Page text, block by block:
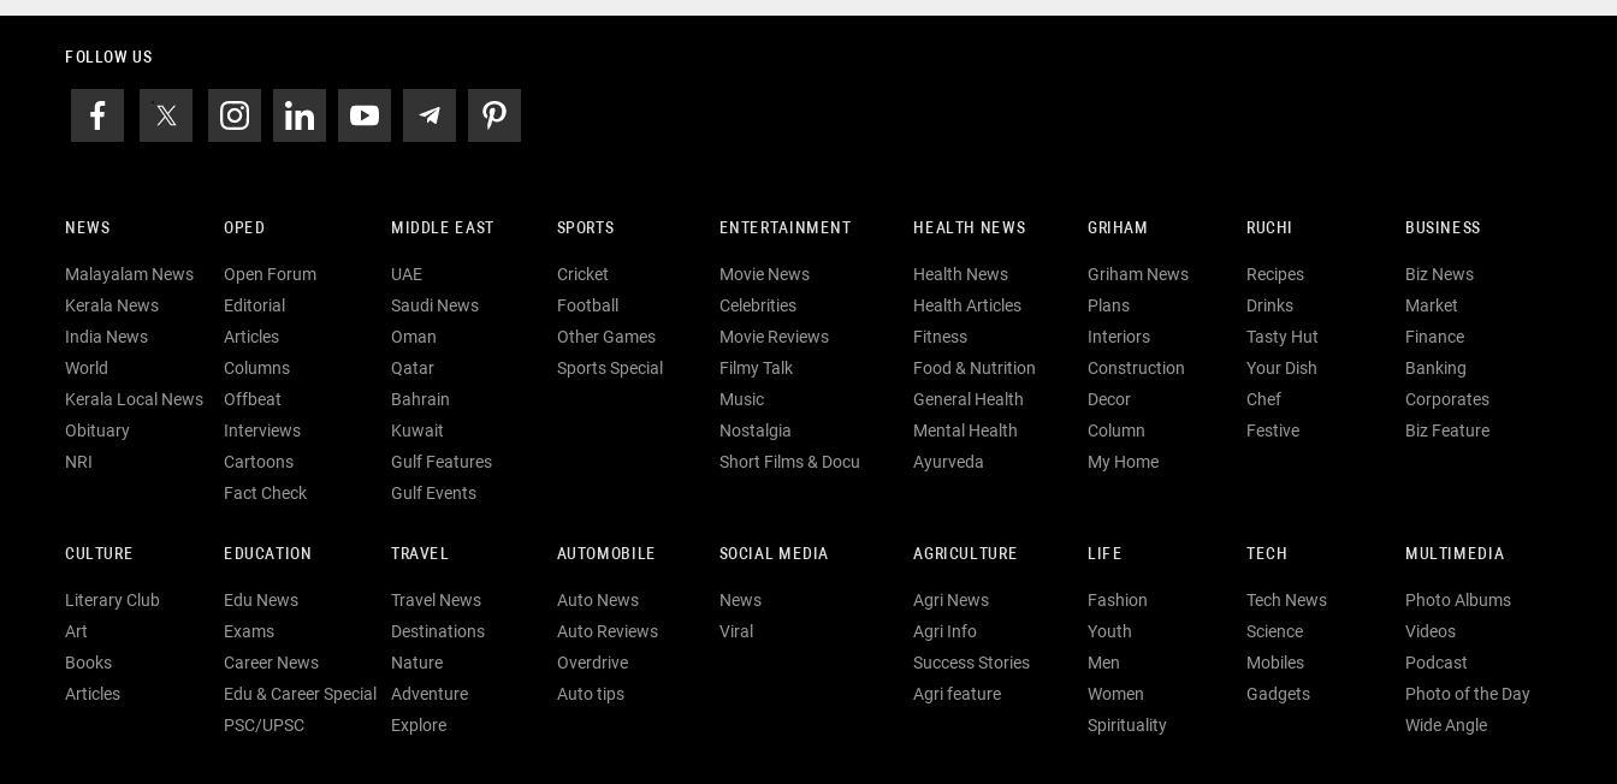
FOLLOW US
NEWS
Malayalam News
Kerala News
India News
World
Kerala Local News
Obituary
NRI
OPED
Open Forum
Editorial
Articles
Columns
Offbeat
Interviews
Cartoons
Fact Check
MIDDLE EAST
UAE
Saudi News
Oman
Qatar
Bahrain
Kuwait
Gulf Features
Gulf Events
SPORTS
Cricket
Football
Other Games
Sports Special
ENTERTAINMENT
Movie News
Celebrities
Movie Reviews
Filmy Talk
Music
Nostalgia
Short Films & Docu
HEALTH NEWS
Health News
Health Articles
Fitness
Food & Nutrition
General Health
Mental Health
Ayurveda
GRIHAM
Griham News
Plans
Interiors
Construction
Decor
Column
My Home
RUCHI
Recipes
Drinks
Tasty Hut
Your Dish
Chef
Festive
BUSINESS
Biz News
Market
Finance
Banking
Corporates
Biz Feature
CULTURE
Literary Club
Art
Books
Articles
EDUCATION
Edu News
Exams
Career News
Edu & Career Special
PSC/UPSC
TRAVEL
Travel News
Destinations
Nature
Adventure
Explore
AUTOMOBILE
Auto News
Auto Reviews
Overdrive
Auto tips
SOCIAL MEDIA
News
Viral
AGRICULTURE
Agri News
Agri Info
Success Stories
Agri feature
LIFE
Fashion
Youth
Men
Women
Spirituality
TECH
Tech News
Science
Mobiles
Gadgets
MULTIMEDIA
Photo Albums
Videos
Podcast
Photo of the Day
Wide Angle